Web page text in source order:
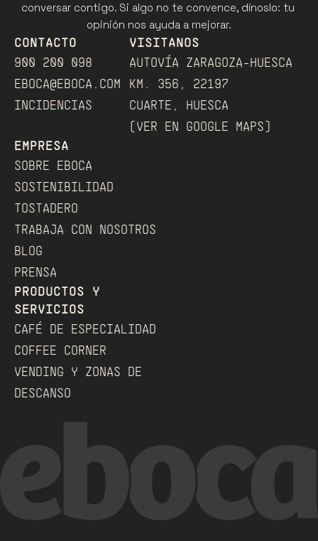
conversar contigo. Si algo no te convence, dínoslo: tu
opinión nos ayuda a mejorar.
CONTACTO
900 200 098
EBOCA@EBOCA.COM
INCIDENCIAS
VISITANOS
AUTOVÍA ZARAGOZA-HUESCA
KM. 356, 22197
CUARTE, HUESCA
(VER EN GOOGLE MAPS)﻿
EMPRESA
SOBRE EBOCA
SOSTENIBILIDAD
TOSTADERO
TRABAJA CON NOSOTROS
BLOG
PRENSA
PRODUCTOS Y
SERVICIOS
CAFÉ DE ESPECIALIDAD
COFFEE CORNER
VENDING Y ZONAS DE
DESCANSO